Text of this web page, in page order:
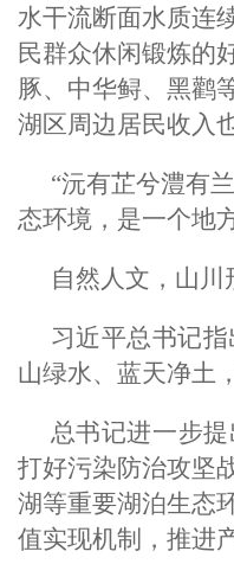
水干流断面水质连
民群众休闲锻炼的
豚、中华鲟、黑鹳
湖区周边居民收入
“沅有芷兮澧有
态环境，是一个地
自然人文，山
习近平总书记
山绿水、蓝天净土
总书记进一步
打好污染防治攻坚
湖等重要湖泊生态
值实现机制，推进